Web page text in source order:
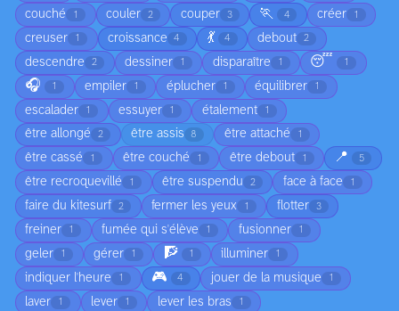
couché 1 couler 2 couper 3 🏃 4 créer 1
creuser 1 croissance 4 💃 4 debout 2
descendre 2 dessiner 1 disparaître 1 😴 1
🎧 1 empiler 1 éplucher 1 équilibrer 1
escalader 1 essuyer 1 étalement 1
être allongé 2 être assis 8 être attaché 1
être cassé 1 être couché 1 être debout 1 📍 5
être recroquevillé 1 être suspendu 2 face à face 1
faire du kitesurf 2 fermer les yeux 1 flotter 3
freiner 1 fumée qui s'élève 1 fusionner 1
geler 1 gérer 1 🧗 1 illuminer 1
indiquer l'heure 1 🎮 4 jouer de la musique 1
laver 1 lever 1 lever les bras 1